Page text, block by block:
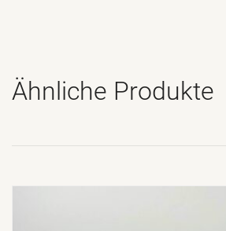
Ähnliche Produkte